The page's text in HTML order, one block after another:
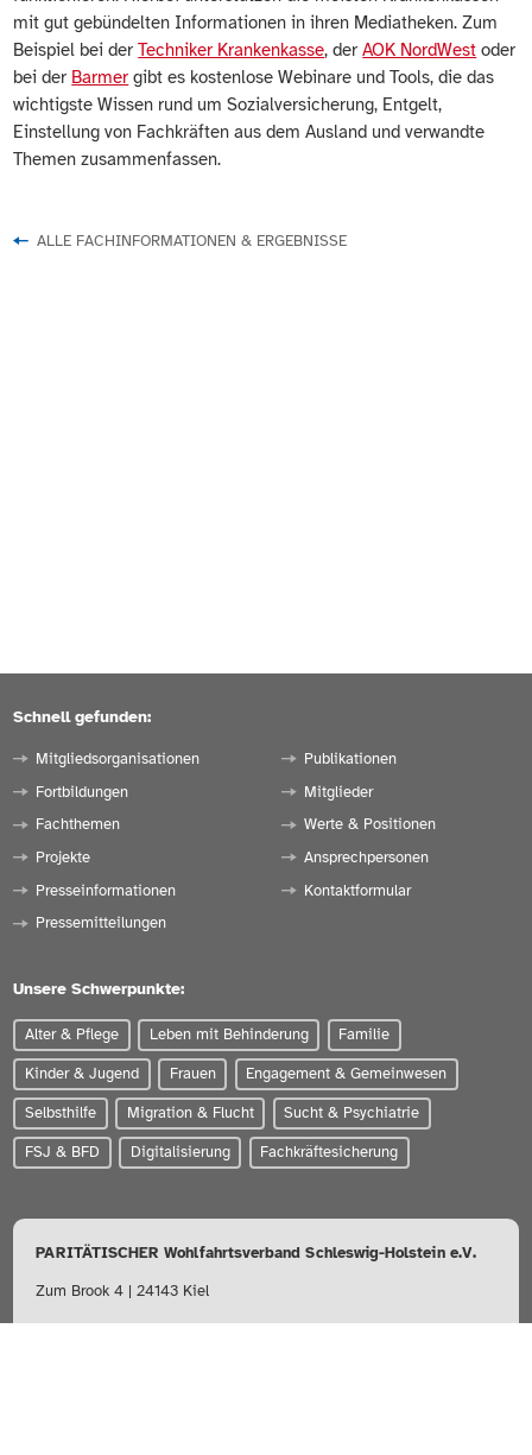
mit gut gebündelten Informationen in ihren Mediatheken. Zum
Beispiel bei derTechniker Krankenkasse, derAOK NordWest oder
bei der Barmer gibt es kostenlose Webinare und Tools, die das
wichtigste Wissen rund um Sozialversicherung, Entgelt,
Einstellung von Fachkräften aus dem Ausland und verwandte
Themen zusammenfassen.
ALLE FACHINFORMATIONEN & ERGEBNISSE
Schnell gefunden:
Mitgliedsorganisationen
Fortbildungen
Fachthemen
Projekte
Presseinformationen
Pressemitteilungen
Publikationen
Mitglieder
Werte & Positionen
Ansprechpersonen
Kontaktformular
Unsere Schwerpunkte:
Alter & Pflege Leben mit Behinderung Familie
Kinder & Jugend Frauen Engagement & Gemeinwesen
Selbsthilfe Migration & Flucht Sucht & Psychiatrie
FSJ & BFD Digitalisierung Fachkräftesicherung
PARITÄTISCHER Wohlfahrtsverband Schleswig-Holstein e.V.
Zum Brook 4 | 24143 Kiel